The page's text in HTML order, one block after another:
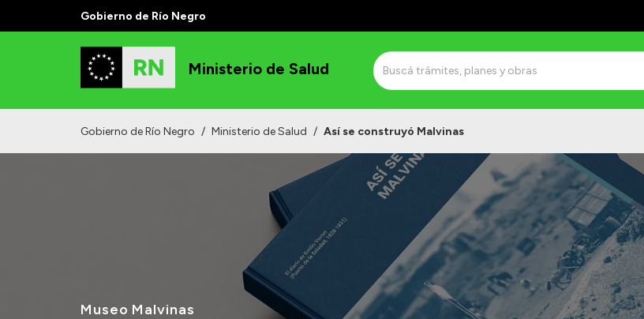
Gobierno de Río Negro
Ministerio de Salud
Gobierno de Río Negro / Ministerio de Salud / Así se construyó Malvinas
Museo Malvinas